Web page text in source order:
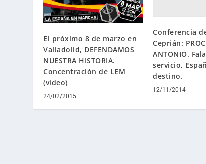
El próximo 8 de marzo en
Valladolid, DEFENDAMOS
NUESTRA HISTORIA.
Concentración de LEM
(vídeo)
24/02/2015
Conferencia
Ceprián:
ANTONIO.
servicio,
destino.
12/11/2014